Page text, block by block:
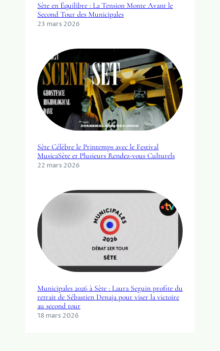
Sète en Équilibre : La Tension Monte Avant le
Second Tour des Municipales
23 mars 2026
Sète Célèbre le Printemps avec le Festival
MusicaSète et Plusieurs Rendez-vous Culturels
22 mars 2026
Municipales 2026 à Sète : Laura Seguin profite du
retrait de Sébastien Denaja pour viser la victoire
au second tour
18 mars 2026